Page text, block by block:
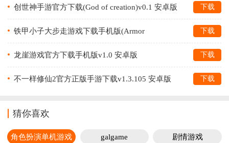
创世神手游官方下载(God of creation)v0.1 安卓版 下载
铁甲小子大步走游戏下载手机版(Armor
下载
龙崖游戏官方下载手机版v1.0 安卓版 下载
不一样修仙2官方正版手游下载v1.3.105 安卓版 下载
猜你喜欢
角色扮演单机游戏 galgame 剧情游戏